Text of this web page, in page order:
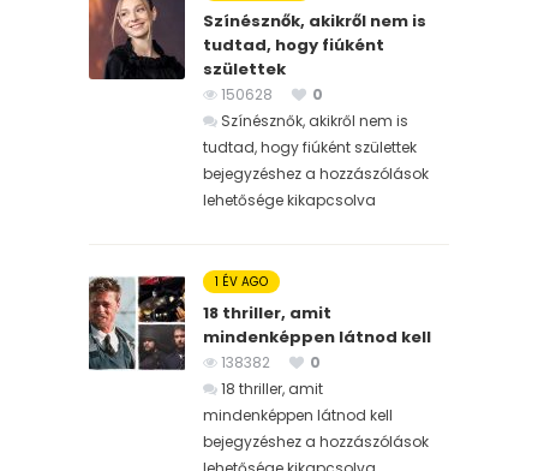
Színésznők, akikről nem is
tudtad, hogy fiúként
születtek
150628
0
Színésznők, akikről nem is
tudtad, hogy fiúként születtek
bejegyzéshez a hozzászólások
lehetősége kikapcsolva
1 ÉV AGO
18 thriller, amit
mindenképpen látnod kell
138382
0
18 thriller, amit
mindenképpen látnod kell
bejegyzéshez a hozzászólások